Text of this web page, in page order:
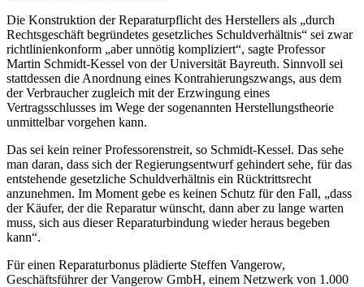
Die Konstruktion der Reparaturpflicht des Herstellers als „durch
Rechtsgeschäft begründetes gesetzliches Schuldverhältnis“ sei zwar
richtlinienkonform „aber unnötig kompliziert“, sagte Professor
Martin Schmidt-Kessel von der Universität Bayreuth. Sinnvoll sei
stattdessen die Anordnung eines Kontrahierungszwangs, aus dem
der Verbraucher zugleich mit der Erzwingung eines
Vertragsschlusses im Wege der sogenannten Herstellungstheorie
unmittelbar vorgehen kann.
Das sei kein reiner Professorenstreit, so Schmidt-Kessel. Das sehe
man daran, dass sich der Regierungsentwurf gehindert sehe, für das
entstehende gesetzliche Schuldverhältnis ein Rücktrittsrecht
anzunehmen. Im Moment gebe es keinen Schutz für den Fall, „dass
der Käufer, der die Reparatur wünscht, dann aber zu lange warten
muss, sich aus dieser Reparaturbindung wieder heraus begeben
kann“.
Für einen Reparaturbonus plädierte Steffen Vangerow,
Geschäftsführer der Vangerow GmbH, einem Netzwerk von 1.000